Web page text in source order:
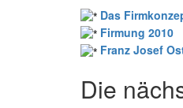
Das
Firmung 2010
Franz Josef
Die